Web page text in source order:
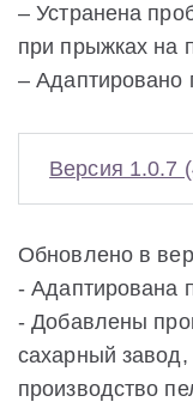
– Устранена
при прыжках на
– Адаптировано
Версия 1.0.7
Обновлено в
- Адаптирована
- Добавлены
сахарный
производство